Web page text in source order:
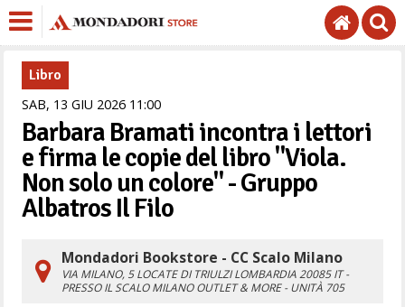
Libro
SAB, 13 GIU 2026 1100
Barbara Bramati incontra i lettori
e firma le copie del libro "Viola.
Non solo un colore" - Gruppo
Albatros Il Filo
Mondadori Bookstore - CC Scalo Milano
VIA MILANO, 5LOCATE DI TRIULZI LOMBARDIA 20085 IT -
PRESSO IL SCALO MILANO OUTLET & MORE - UNITÀ 705